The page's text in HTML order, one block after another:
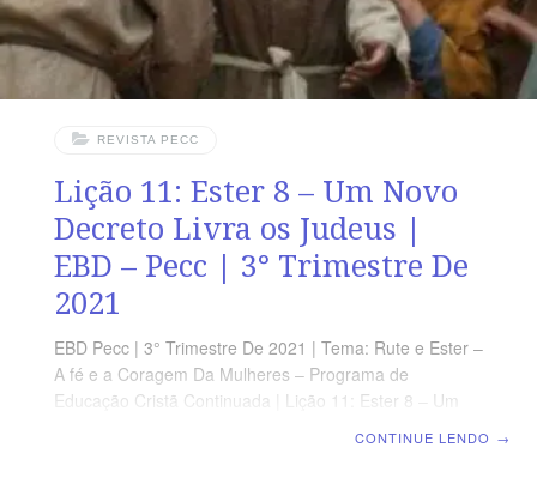
REVISTA PECC
Lição 11: Ester 8 – Um Novo
Decreto Livra os Judeus |
EBD – Pecc | 3° Trimestre De
2021
EBD Pecc | 3° Trimestre De 2021 | Tema: Rute e Ester –
A fé e a Coragem Da Mulheres – Programa de
Educação Cristã Continuada | Lição 11: Ester 8 – Um
CONTINUE LENDO →